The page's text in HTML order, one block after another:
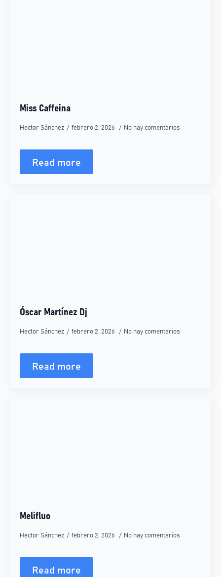
Miss Caffeina
Hector Sánchez febrero 2, 2026 No hay comentarios
Read more
Óscar Martínez Dj
Hector Sánchez febrero 2, 2026 No hay comentarios
Read more
Melifluo
Hector Sánchez febrero 2, 2026 No hay comentarios
Read more